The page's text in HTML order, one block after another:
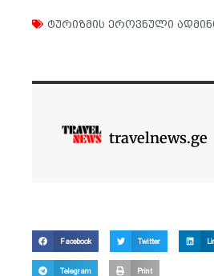
ტურიზმის ეროვნული
travelnews.ge
Facebook Twitter
Telegram Print